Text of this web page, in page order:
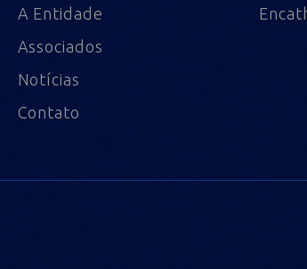
A Entidade
Associados
Notícias
Contato